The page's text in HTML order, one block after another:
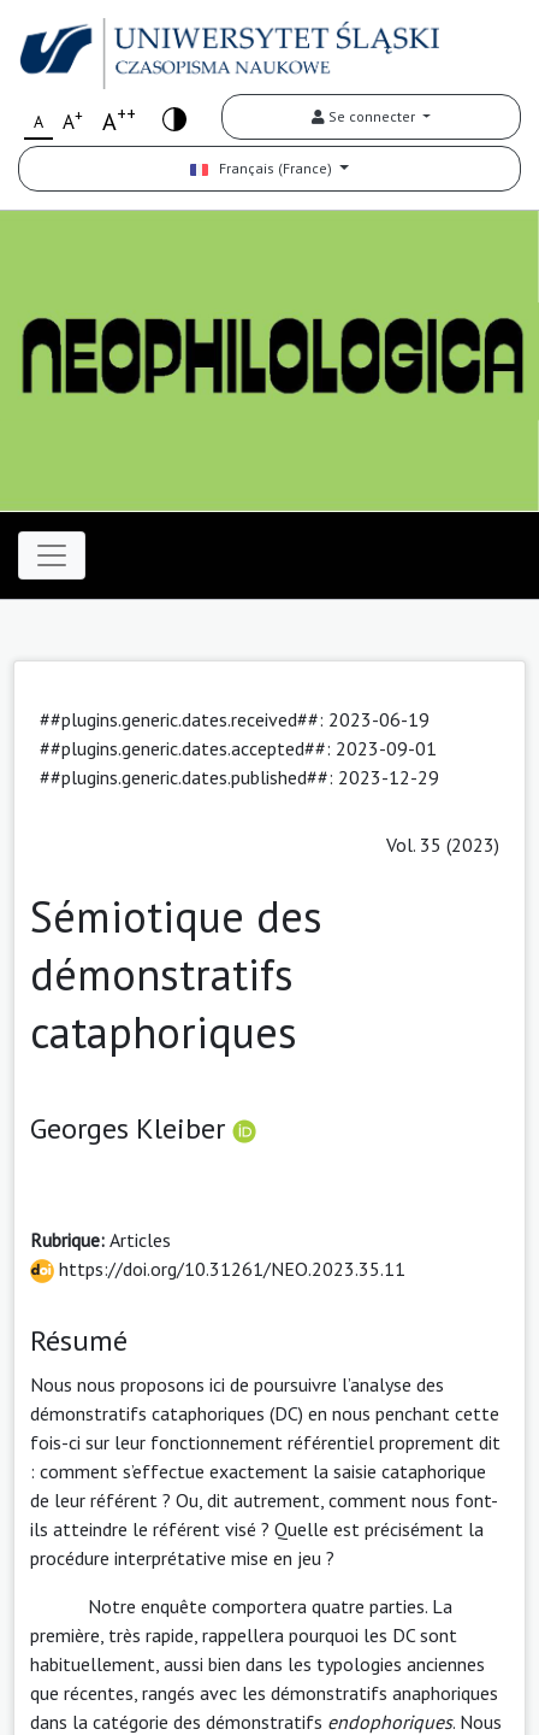
A A+ A++ Se connecter
Français (France)
##plugins.generic.dates.received##: 2023-06-19
##plugins.generic.dates.accepted##: 2023-09-01
##plugins.generic.dates.published##: 2023-12-29
Vol. 35 (2023)
Sémiotique des
démonstratifs
cataphoriques
Georges Kleiber
Rubrique: Articles
https://doi.org/10.31261/NEO.2023.35.11
Résumé
Nous nous proposons ici de poursuivre l’analyse des
démonstratifs cataphoriques (DC) en nous penchant cette
fois-ci sur leur fonctionnement référentiel proprement dit
: comment s’effectue exactement la saisie cataphorique
de leur référent ? Ou, dit autrement, comment nous font-
ils atteindre le référent visé ? Quelle est précisément la
procédure interprétative mise en jeu ?
Notre enquête comportera quatre parties. La
première, très rapide, rappellera pourquoi les DC sont
habituellement, aussi bien dans les typologies anciennes
que récentes, rangés avec les démonstratifs anaphoriques
dans la catégorie des démonstratifs endophoriques. Nous